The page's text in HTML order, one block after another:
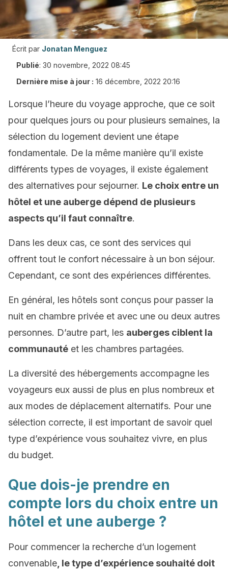
Écrit par Jonatan Menguez
Publié: 30 novembre, 2022 08:45
Dernière mise à jour : 16 décembre, 2022 20:16
Lorsque l’heure du voyage approche, que ce soit
pour quelques jours ou pour plusieurs semaines, la
sélection du logement devient une étape
fondamentale. De la même manière qu’il existe
différents types de voyages, il existe également
des alternatives pour sejourner. Le choix entre un
hôtel et une auberge dépend de plusieurs
aspects qu’il faut connaître.
Dans les deux cas, ce sont des services qui
offrent tout le confort nécessaire à un bon séjour.
Cependant, ce sont des expériences différentes.
En général, les hôtels sont conçus pour passer la
nuit en chambre privée et avec une ou deux autres
personnes. D’autre part, les auberges ciblent la
communauté et les chambres partagées.
La diversité des hébergements accompagne les
voyageurs eux aussi de plus en plus nombreux et
aux modes de déplacement alternatifs. Pour une
sélection correcte, il est important de savoir quel
type d’expérience vous souhaitez vivre, en plus
du budget.
Que dois-je prendre en
compte lors du choix entre un
hôtel et une auberge ?
Pour commencer la recherche d’un logement
convenable , le type d’expérience souhaité doit